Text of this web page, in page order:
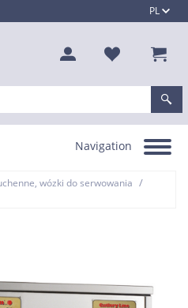
PL
Toggle
Navigation
wózki do serwowania /